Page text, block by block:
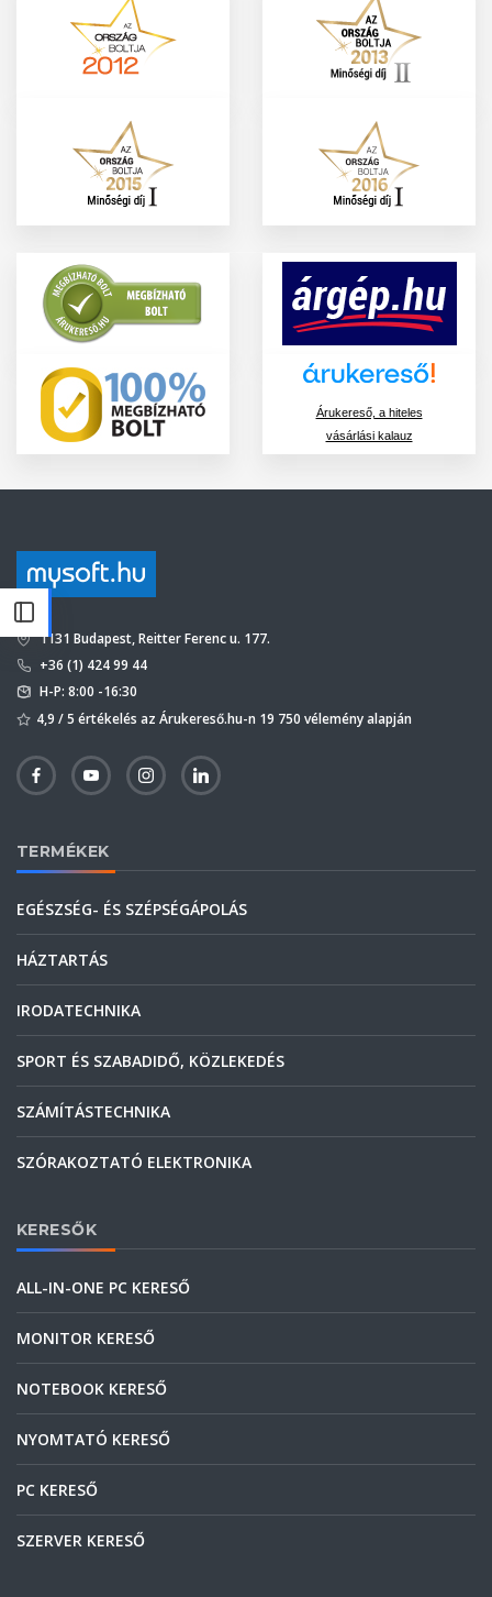
Árukereső, a hiteles
vásárlási kalauz
1131 Budapest, Reitter Ferenc u. 177.
+36 (1) 424 99 44
H-P: 8:00 -16:30
4,9 / 5 értékelés az Árukereső.hu-n 19 750 vélemény alapján
TERMÉKEK
EGÉSZSÉG- ÉS SZÉPSÉGÁPOLÁS
HÁZTARTÁS
IRODATECHNIKA
SPORT ÉS SZABADIDŐ, KÖZLEKEDÉS
SZÁMÍTÁSTECHNIKA
SZÓRAKOZTATÓ ELEKTRONIKA
KERESŐK
ALL-IN-ONE PC KERESŐ
MONITOR KERESŐ
NOTEBOOK KERESŐ
NYOMTATÓ KERESŐ
PC KERESŐ
SZERVER KERESŐ